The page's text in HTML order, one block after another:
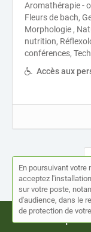
Aromathérapie -
Fleurs de bach,
Morphologie ,
nutrition,
conférences,
Accès aux
Recherche par
En poursuivant votre
acceptez
sur votre poste,
d'audience, dans le
de protection de